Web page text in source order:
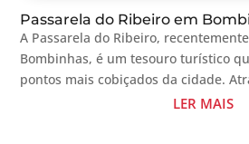
Passarela do Ribeiro em
A Passarela do Ribeiro,
Bombinhas, é um tesouro turístico
pontos mais cobiçados da cidade.
LER MAIS